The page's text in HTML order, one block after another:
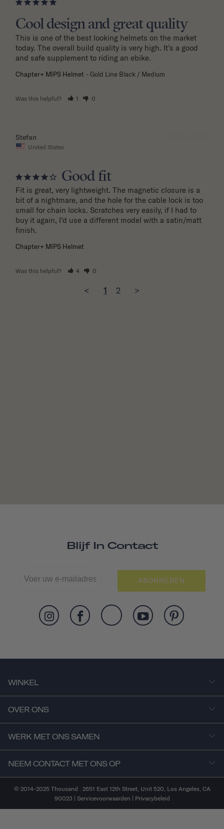
Cool design and great quality
This is one of the best looking helmets on the market
today. The overall build quality is very high. It's a good
and safe supplement to riding an ebike.
Chapter+ MIPS Helmet Gold Line Black / Medium
Was this helpful? 1 0
Stefan
United States
Good fit
Fit is great, very lightweight. The magnetic closure is a
bit of a nightmare, and the hole for the cable lock is too
small for chain locks. Scratches very easily, if I had to
buy it again, I’d use a different model with a satin/matt
finish.
Chapter+ MIPS Helmet
Was this helpful? 4 0
< 1 2 >
Blijf In Contact
ABONNEREN
WINKEL
OVER ONS
WERK MET ONS SAMEN
NEEM CONTACT MET ONS OP
© 2014-2025 Thousand . 2651 East 12th Street, Unit 520, Los Angeles, CA
90023 | Servicevoorwaarden | Privacybeleid